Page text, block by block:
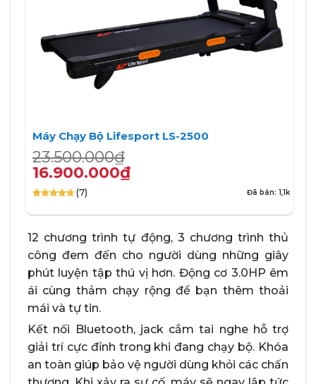
Máy Chạy Bộ Lifesport LS-2500
23.500.000₫
Giá
gốc
là:
23.500.000₫.
16.900.000₫
Giá
hiện
tại
là:
16.900.000₫.
dựa trên
(7) Đã bán: 1,1k
12 chương trình tự động, 3 chương trình thủ
công đem đến cho người dùng những giây
phút luyện tập thú vị hơn. Động cơ 3.0HP êm
ái cùng thảm chạy rộng để bạn thêm thoải
mái và tự tin.
Kết nối Bluetooth, jack cắm tai nghe hỗ trợ
giải trí cực đỉnh trong khi đang chạy bộ. Khóa
an toàn giúp bảo vệ người dùng khỏi các chấn